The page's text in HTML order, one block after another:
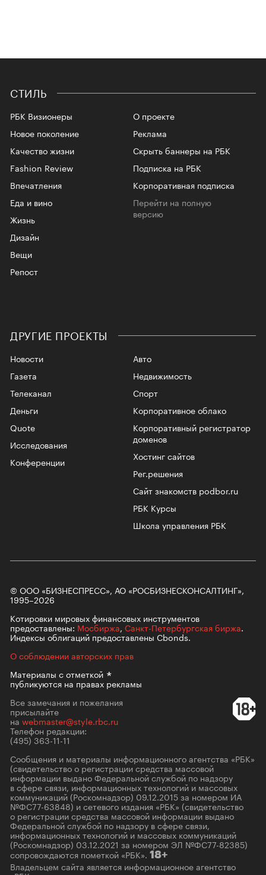
СТИЛЬ
РБК Визионеры
Новое поколение
Качество жизни
Fashion Review
Впечатления
Еда и вино
Жизнь
Дизайн
Вещи
Репост
О проекте
Реклама
Скрыть баннеры на РБК
Подписка на РБК
Корпоративная подписка
Перейти на полную
версию
ДРУГИЕ ПРОЕКТЫ
Новости
Газета
Телеканал
Авто
Недвижимость
Спорт
Корпоративное облако
Корпоративный регистратор
доменов
Хостинг сайтов
Рег.решения
Сайт знакомств podbor.ru
РБК Курсы
Школа управления РБК
Деньги
Quote
Исследования
Конференции
© ООО «БИЗНЕСПРЕСС», АО «РОСБИЗНЕСКОНСАЛТИНГ»,
1995–2026
Котировки мировых финансовых инструментов
предоставлены: Мосбиржа, Санкт-Петербургская биржа.
Индексы облигаций предоставлены Cbonds.
О соблюдении авторских прав
Материалы сотметкой
публикуются на правах рекламы
Все замечания и пожелания
присылайте
на webmaster@style.rbc.ru
Телефон редакции:
(495) 363-11-11
Сообщения и материалы информационного агентства «РБК»
(свидетельство о регистрации средства массовой
информации выдано Федеральной службой по надзору
в сфере связи, информационных технологий и массовых
коммуникаций (Роскомнадзор) 09.12.2015 за номером ИА
№ФС77-63848) и сетевого издания «РБК» (свидетельство
о регистрации средства массовой информации выдано
Федеральной службой по надзору в сфере связи,
информационных технологий и массовых коммуникаций
(Роскомнадзор) 03.12.2021 за номером ЭЛ №ФС77-82385)
сопровождаются пометкой «РБК». 18+
Владельцем сайта является информационное агентство